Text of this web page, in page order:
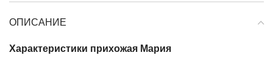
ОПИСАНИЕ
Характеристики прихожая Мария